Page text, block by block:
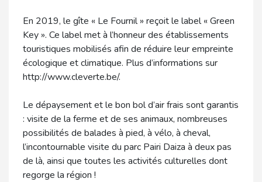
En 2019, le gîte « Le Fournil » reçoit le label « Green
Key ». Ce label met à l’honneur des établissements
touristiques mobilisés afin de réduire leur empreinte
écologique et climatique. Plus d’informations sur
http://www.cleverte.be/.
Le dépaysement et le bon bol d’air frais sont garantis
: visite de la ferme et de ses animaux, nombreuses
possibilités de balades à pied, à vélo, à cheval,
l’incontournable visite du parc Pairi Daiza à deux pas
de là, ainsi que toutes les activités culturelles dont
regorge la région !